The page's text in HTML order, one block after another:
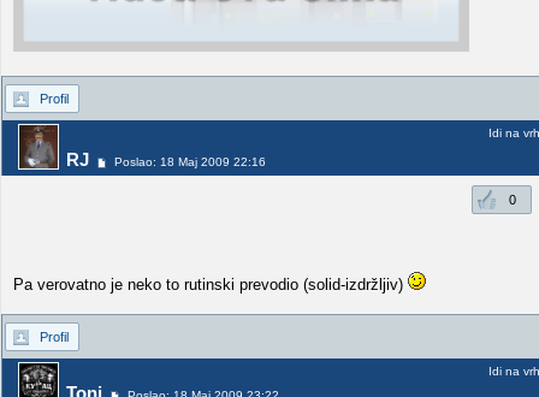
Profil
RJ Poslao: 18 Maj 2009 22:16
Idi na vrh
0
Pa verovatno je neko to rutinski prevodio (solid-izdržljiv)
Profil
Toni
Idi na vrh